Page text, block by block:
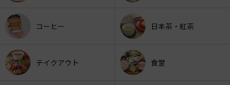
コーヒー 日本茶・紅茶
テイクアウト 食堂